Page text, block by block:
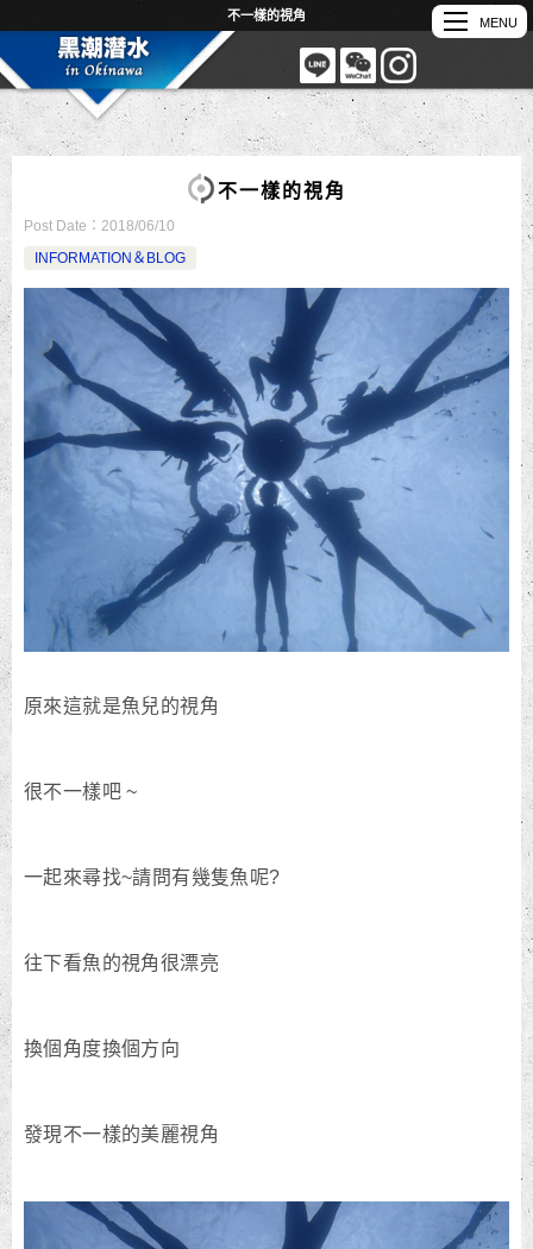
不一樣的視角
不一樣的視角
Post Date： 2018/06/10
INFORMATION＆BLOG
原來這就是魚兒的視角
很不一樣吧 ~
一起來尋找~請問有幾隻魚呢?
往下看魚的視角很漂亮
換個角度換個方向
發現不一樣的美麗視角